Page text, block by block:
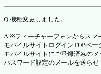
Q.機種変更しました。
A.※フィーチャーフォンからスマ
モバイルサイトログインTOPペー
モバイルサイトにご登録済みのメ
パスワード設定のメールを送らせ